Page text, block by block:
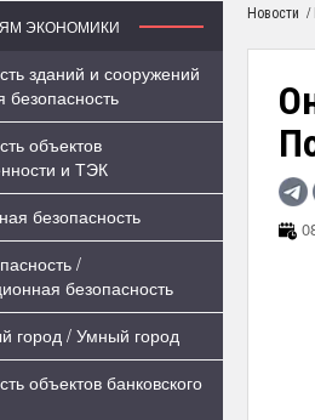
ЭКОНОМИКИ
зданий и сооружений
объектов
и ТЭК
безопасность
/
безопасность
город / Умный город
объектов банковского
Новости /